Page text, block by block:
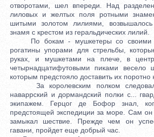
отворотами, шел впереди. Над
лиловых и желтых поля ротными
шитыми золотом лилиями,
знамя с крестом из геральдических лилий.
По бокам - мушкетеры со своими
рогатины упорами для стрельбы,
руках, и мушкетами на плече, в
четырнадцатифутовыми пиками весело
которым предстояло доставить их поротно
За королевским полком следовали
наваррский и дормандский полки с...
экипажем. Герцог де Бофор знал,
предстоящей экспедиции за море. Сам
замыкал шествие. Прежде чем он
гавани, пройдет еще добрый час.